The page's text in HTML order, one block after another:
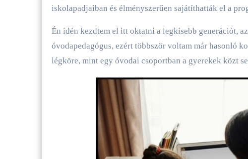
iskolapadjaiban és élményszerűen sajátíthatták el a
Én idén kezdtem el itt oktatni a legkisebb generációt,
óvodapedagógus, ezért többször voltam már hasonló
légköre, mint egy óvodai csoportban a gyerekek közt